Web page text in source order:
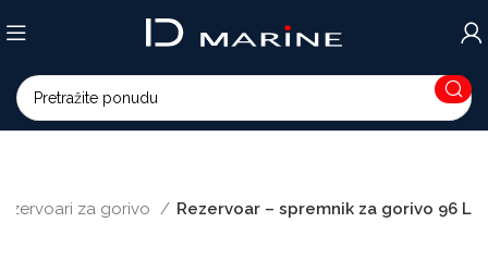
za gorivo Rezervoar – spremnik za gorivo 96 L